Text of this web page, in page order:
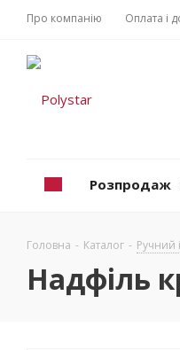
Про компанію Оплата і
Розпродаж
Головна - Каталог - Ручний
Надфіль